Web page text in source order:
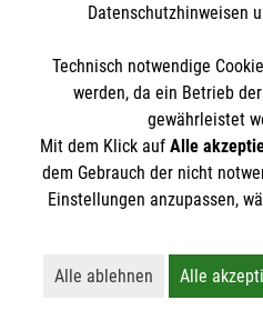
Datenschutzhinweisen
Technisch notwendige
werden, da ein Betrieb
gewährleistet
Mit dem Klick auf Alle
dem Gebrauch der nicht
Einstellungen anzupassen,
Alle ablehnen
Lehnt alle nicht-
Alle